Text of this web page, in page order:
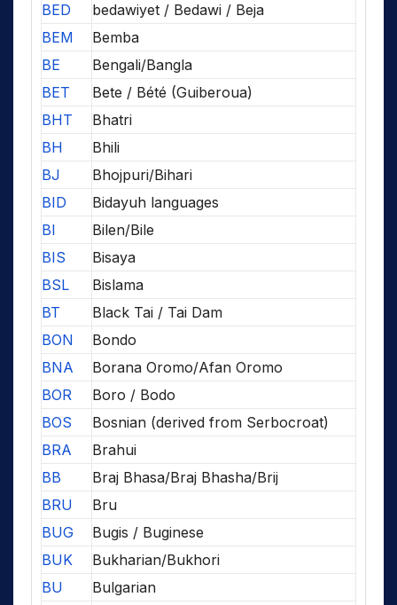
BED
bedawiyet / Bedawi / Beja
BEM
Bemba
BE
Bengali/Bangla
BET
Bete / Bété (Guiberoua)
BHT
Bhatri
BH
Bhili
BJ
Bhojpuri/Bihari
BID
Bidayuh languages
BI
Bilen/Bile
BIS
Bisaya
BSL
Bislama
BT
Black Tai / Tai Dam
BON
Bondo
BNA
Borana Oromo/Afan Oromo
BOR
Boro / Bodo
BOS
Bosnian (derived from Serbocroat)
BRA
Brahui
BB
Braj Bhasa/Braj Bhasha/Brij
BRU
Bru
BUG
Bugis / Buginese
BUK
Bukharian/Bukhori
BU
Bulgarian